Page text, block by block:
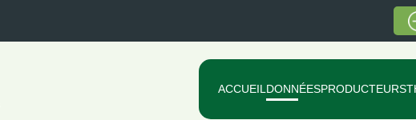
ACCUEIL DONNÉESPRODUCTEURS